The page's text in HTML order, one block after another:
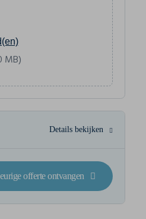
MB)
Details bekijken
offerte ontvangen